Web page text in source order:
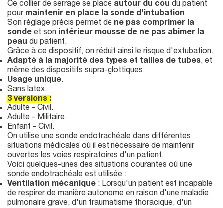
Ce collier de serrage se place autour du cou du patient
pour maintenir en place la sonde d'intubation.
Son réglage précis permet de ne pas comprimer la
sonde et son intérieur mousse de ne pas abimer la
peau du patient.
Grâce à ce dispositif, on réduit ainsi le risque d'extubation.
Adapté à la majorité des types et tailles de tubes, et
même des dispositifs supra-glottiques.
Usage unique.
Sans latex.
3 versions :
Adulte - Civil.
Adulte - Militaire.
Enfant - Civil.
On utilise une sonde endotrachéale dans différentes
situations médicales où il est nécessaire de maintenir
ouvertes les voies respiratoires d'un patient.
Voici quelques-unes des situations courantes où une
sonde endotrachéale est utilisée :
Ventilation mécanique : Lorsqu'un patient est incapable
de respirer de manière autonome en raison d'une maladie
pulmonaire grave, d'un traumatisme thoracique, d'un